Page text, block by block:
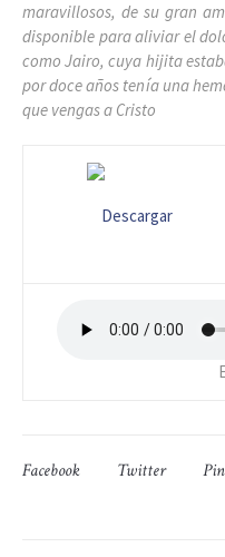
maravillosos, de su gran
disponible para aliviar el
como Jairo, cuya hijita
por doce años tenía una
que vengas a Cristo
Descargar
Facebook Twitter